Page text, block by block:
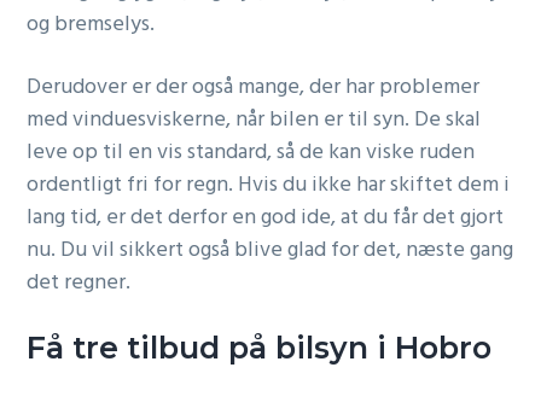
og bremselys.
Derudover er der også mange, der har problemer
med vinduesviskerne, når bilen er til syn. De skal
leve op til en vis standard, så de kan viske ruden
ordentligt fri for regn. Hvis du ikke har skiftet dem i
lang tid, er det derfor en god ide, at du får det gjort
nu. Du vil sikkert også blive glad for det, næste gang
det regner.
Få tre tilbud på bilsyn i Hobro